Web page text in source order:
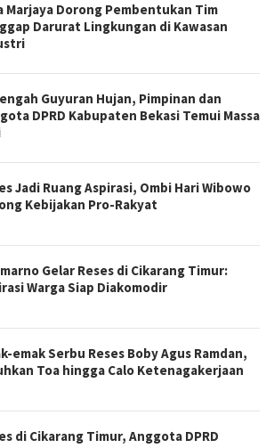
Marjaya Dorong Pembentukan Tim
Darurat Lingkungan di Kawasan
Guyuran Hujan, Pimpinan dan
DPRD Kabupaten Bekasi Temui Massa
Jadi Ruang Aspirasi, Ombi Hari Wibowo
Kebijakan Pro-Rakyat
Gelar Reses di Cikarang Timur:
Warga Siap Diakomodir
emak Serbu Reses Boby Agus Ramdan,
Toa hingga Calo Ketenagakerjaan
di Cikarang Timur, Anggota DPRD